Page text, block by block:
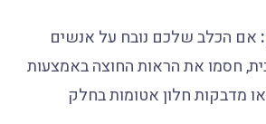
אם הכלב שלכם נובח על אנשים
חסמו את הראות החוצה באמצעות
או מדבקות חלון אטומות בחלק